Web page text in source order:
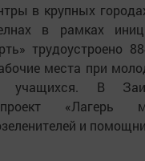
в крупных
в рамках
трудоустроено
места при
учащихся. В
проект «Лагерь
и